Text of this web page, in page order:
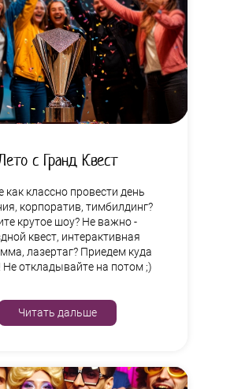
с Гранд Квест
как классно провести день
корпоратив, тимбилдинг?
крутое шоу? Не важно -
квест, интерактивная
лазертаг? Приедем куда
Не откладывайте на потом ;)
Читать дальше